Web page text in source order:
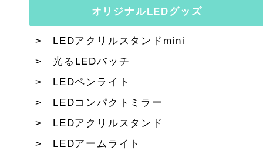
オリジナルLEDグッズ
LEDアクリルスタンドmini
光るLEDバッチ
LEDペンライト
LEDコンパクトミラー
LEDアクリルスタンド
LEDアームライト